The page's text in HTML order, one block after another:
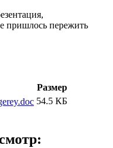
пришлось пережить
Размер
54.5 КБ